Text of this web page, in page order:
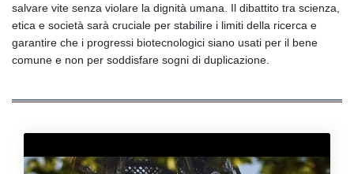
salvare vite senza violare la dignità umana. Il dibattito tra scienza,
etica e società sarà cruciale per stabilire i limiti della ricerca e
garantire che i progressi biotecnologici siano usati per il bene
comune e non per soddisfare sogni di duplicazione.